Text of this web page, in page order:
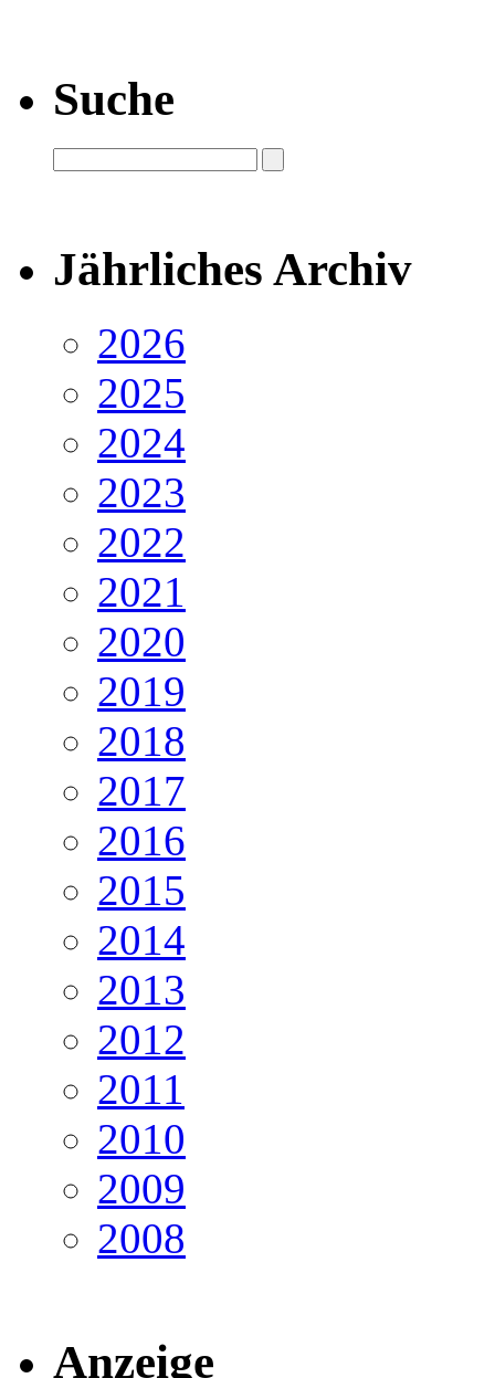
Suche
Jährliches Archiv
2026
2025
2024
2023
2022
2021
2020
2019
2018
2017
2016
2015
2014
2013
2012
2011
2010
2009
2008
Anzeige